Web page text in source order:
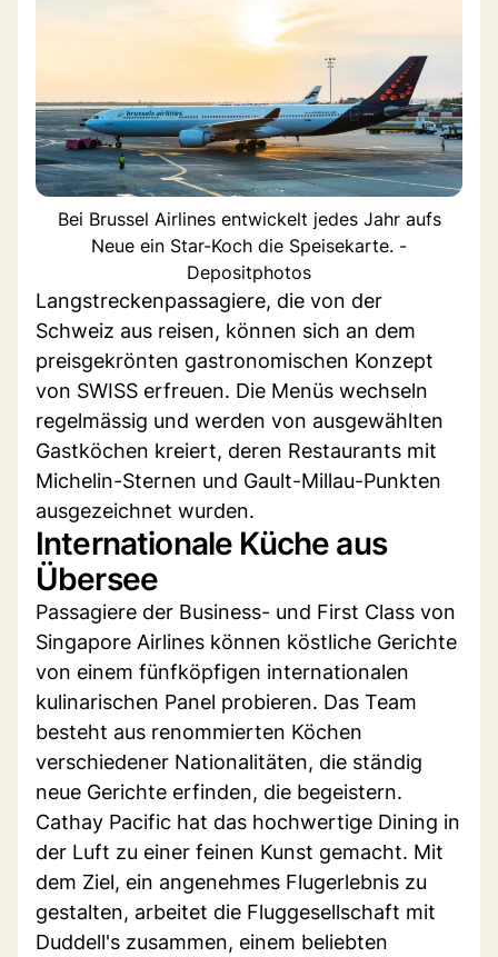
Bei Brussel Airlines entwickelt jedes Jahr aufs
Neue ein Star-Koch die Speisekarte. -
Depositphotos
Langstreckenpassagiere, die von der
Schweiz aus reisen, können sich an dem
preisgekrönten gastronomischen Konzept
von SWISS erfreuen. Die Menüs wechseln
regelmässig und werden von ausgewählten
Gastköchen kreiert, deren Restaurants mit
Michelin-Sternen und Gault-Millau-Punkten
ausgezeichnet wurden.
Internationale Küche aus
Übersee
Passagiere der Business- und First Class von
Singapore Airlines können köstliche Gerichte
von einem fünfköpfigen internationalen
kulinarischen Panel probieren. Das Team
besteht aus renommierten Köchen
verschiedener Nationalitäten, die ständig
neue Gerichte erfinden, die begeistern.
Cathay Pacific hat das hochwertige Dining in
der Luft zu einer feinen Kunst gemacht. Mit
dem Ziel, ein angenehmes Flugerlebnis zu
gestalten, arbeitet die Fluggesellschaft mit
Duddell's zusammen, einem beliebten